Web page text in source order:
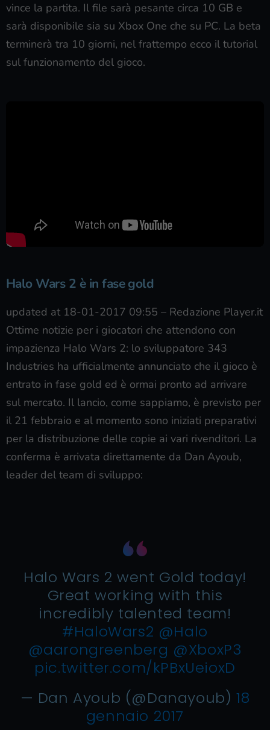
vince la partita. Il file sarà pesante circa 10 GB e
sarà disponibile sia su Xbox One che su PC. La beta
terminerà tra 10 giorni, nel frattempo ecco il tutorial
sul funzionamento del gioco.
Halo Wars 2 è in fase gold
updated at 18-01-2017 09:55 – Redazione Player.it
Ottime notizie per i giocatori che attendono con
impazienza Halo Wars 2: lo sviluppatore 343
Industries ha ufficialmente annunciato che il gioco è
entrato in fase gold ed è ormai pronto ad arrivare
sul mercato. Il lancio, come sappiamo, è previsto per
il 21 febbraio e al momento sono iniziati preparativi
per la distribuzione delle copie ai vari rivenditori. La
conferma è arrivata direttamente da Dan Ayoub,
leader del team di sviluppo:
Halo Wars 2 went Gold today!
Great working with this
incredibly talented team!
#HaloWars2 @Halo
@aarongreenberg @XboxP3
pic.twitter.com/kPBxUeioxD
— Dan Ayoub (@Danayoub)18
gennaio 2017